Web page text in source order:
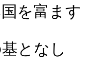
を富ます
となし